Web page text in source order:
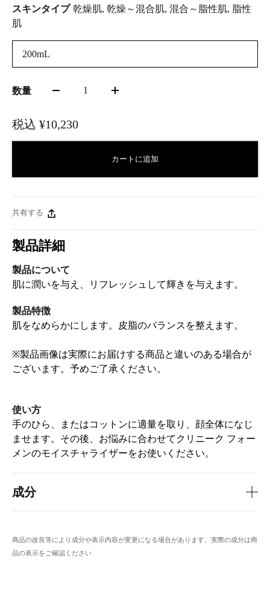
スキンタイプ 乾燥肌, 乾燥～混合肌, 混合～脂性肌, 脂性
肌
成分
商品の改良等により成分や表示内容が変更になる場合があります。実際の成分は商
品の表示をご確認ください
200mL
数量 1
カートに追加
税込 ¥10,230
共有する
製品詳細
製品について
肌に潤いを与え、リフレッシュして輝きを与えます。
製品特徴
肌をなめらかにします。皮脂のバランスを整えます。
※製品画像は実際にお届けする商品と違いのある場合が
ございます。予めご了承ください。
使い方
手のひら、またはコットンに適量を取り、顔全体になじ
ませます。その後、お悩みに合わせてクリニーク フォー
メンのモイスチャライザーをお使いください。